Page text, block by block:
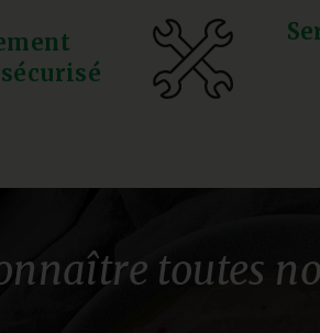
toutes